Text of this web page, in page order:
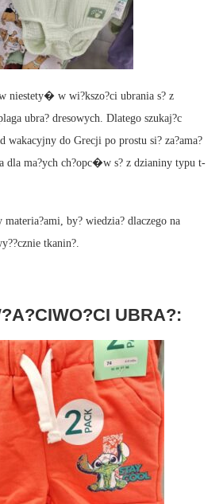
niestety� w wi?kszo?ci ubrania s? z
ubra? dresowych. Dlatego szukaj?c
wakacyjny do Grecji po prostu si? za?ama?
dla ma?ych ch?opc�w s? z dzianiny typu t-
by? wiedzia? dlaczego na
tkanin?.
UBRA?: